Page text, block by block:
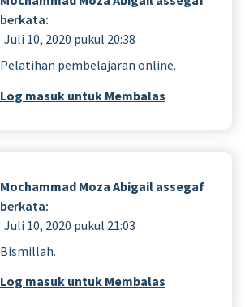
berkata:
Juli 10, 2020 pukul 20:38
Pelatihan pembelajaran online.
Log masuk untuk Membalas
Mochammad Moza Abigail assegaf
berkata:
Juli 10, 2020 pukul 21:03
Bismillah.
Log masuk untuk Membalas